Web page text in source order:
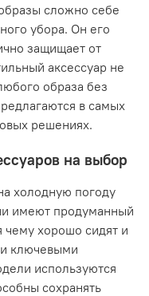
сложно себе
убора. Он его
защищает от
аксессуар не
образа без
в самых
решениях.
на выбор
холодную погоду
имеют продуманный
чему хорошо сидят и
ключевыми
используются
сохранять